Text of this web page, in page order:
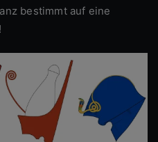
bestimmt auf eine